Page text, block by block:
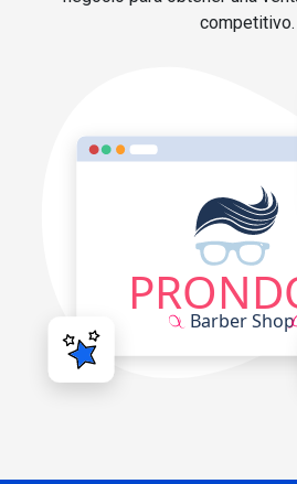
competitivo.